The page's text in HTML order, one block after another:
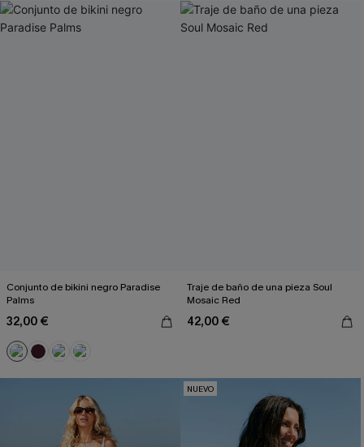
Conjunto de bikini negro Paradise
Palms
32,00 €
Traje de baño de una pieza Soul
Mosaic Red
42,00 €
NUEVO